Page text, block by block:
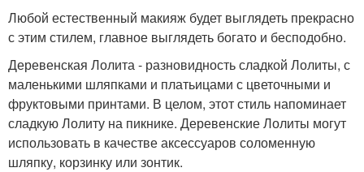
Любой естественный макияж будет выглядеть прекрасно
с этим стилем, главное выглядеть богато и бесподобно.
Деревенская Лолита - разновидность сладкой Лолиты, с
маленькими шляпками и платьицами с цветочными и
фруктовыми принтами. В целом, этот стиль напоминает
сладкую Лолиту на пикнике. Деревенские Лолиты могут
использовать в качестве аксессуаров соломенную
шляпку, корзинку или зонтик.